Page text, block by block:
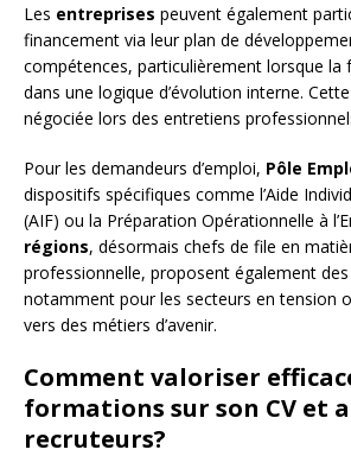
Les entreprises peuvent également
financement via leur plan de
compétences, particulièrement lorsque la
dans une logique d’évolution interne.
négociée lors des entretiens
Pour les demandeurs d’emploi, Pôle
dispositifs spécifiques comme l’Aide
(AIF) ou la Préparation Opérationnelle à
régions, désormais chefs de file en
professionnelle, proposent également des
notamment pour les secteurs en tension
vers des métiers d’avenir.
Comment valoriser
formations sur son CV et
recruteurs?